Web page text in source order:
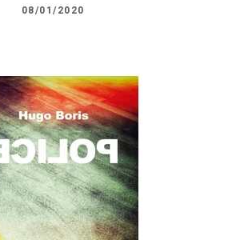
08/01/2020